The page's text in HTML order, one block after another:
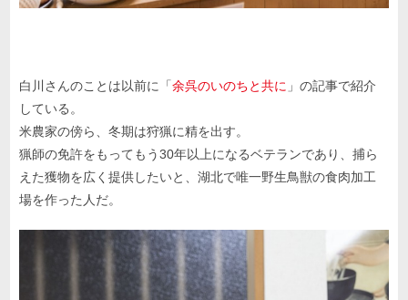
白川さんのことは以前に「余呉のいのちと共に 」の記事で紹介
している。
米農家の傍ら、冬期は狩猟に精を出す。
猟師の免許をもってもう30年以上になるベテランであり、捕ら
えた獲物を広く提供したいと、湖北で唯一野生鳥獣の食肉加工
場を作った人だ。